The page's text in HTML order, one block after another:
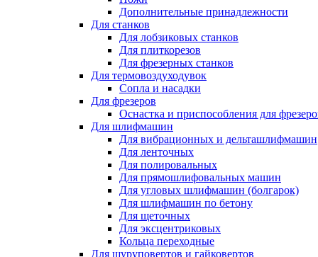
Дополнительные принадлежности
Для станков
Для лобзиковых станков
Для плиткорезов
Для фрезерных станков
Для термовоздуходувок
Сопла и насадки
Для фрезеров
Оснастка и приспособления для
Для шлифмашин
Для вибрационных и дельташлифмашин
Для ленточных
Для полировальных
Для прямошлифовальных машин
Для угловых шлифмашин (болгарок)
Для шлифмашин по бетону
Для щеточных
Для эксцентриковых
Кольца переходные
Для шуруповертов и гайковертов